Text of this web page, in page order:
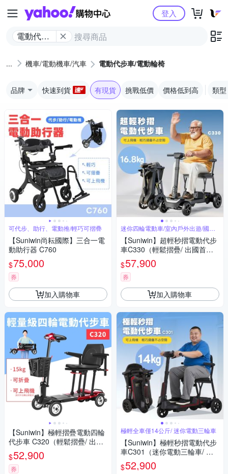
Yahoo購物中心
電動代步
椅
登入
機車/電動機車/汽車 電動代步車/電動輪椅
品牌 快速到貨 有現貨 挑戰低價 價格低到高 類型
可代步、助行、電動推/輕巧可摺疊
【Suniwin尚耘國際】三合一電
動助行器 C760
$75,000
券
加入購物車
【Suniwin】極輕摺疊電動四輪
代步車 C320（輕鬆摺疊/ 出國
首選/ 老人長輩/ 室內戶外出
遊）
$52,900
券
迷你四輪電動車/室內戶外出遊/國內
外旅行
【Suniwin】超輕秒摺電動代步
車C330（輕鬆摺疊/ 出國首選/
老人長輩/ 室內戶外出遊）
$57,900
券
加入購物車
極輕全車僅14公斤/ 迷你電動三輪車
【Suniwin】極輕秒摺電動代步
車C301（迷你電動三輪車/ 出
國首選/ 老人長輩/ 行動不便）
$52,900